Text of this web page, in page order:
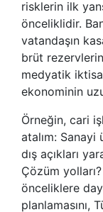
risklerin ilk
önceliklidir.
vatandaşın
brüt
medyatik
ekonominin
Örneğin, cari
atalım: Sanayi
dış açıkları
Çözüm
önceliklere
planlamasını,